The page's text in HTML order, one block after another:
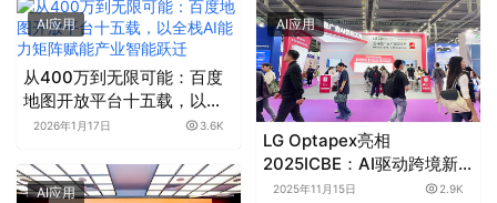
AI应用
从400万到无限可能：百度
地图开放平台十五载，以全
栈AI能力矩阵赋能产业智能
2026年1月17日 3.6K
AI应用
LG Optapex亮相
2025ICBE：AI驱动跨境新
增长，携手卖家共赢全球
2025年11月15日 2.9K
AI应用